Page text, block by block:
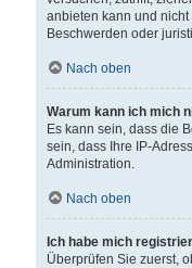
anbieten kann und
Beschwerden oder
Nach oben
Warum kann ich mich
Es kann sein, dass die
sein, dass Ihre IP-
Administration.
Nach oben
Ich habe mich
Überprüfen Sie zuerst,